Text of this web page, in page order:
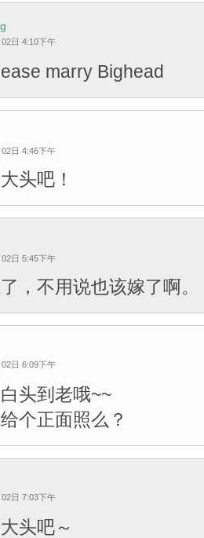
日 4:10下午
marry Bighead
日 4:46下午
头吧！
日 5:45下午
，不用说也该嫁了啊。
日 6:09下午
头到老哦~~
个正面照么？
日 7:03下午
头吧～